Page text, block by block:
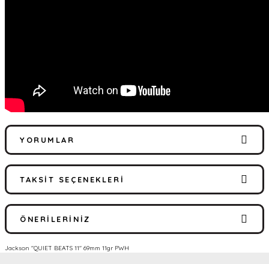
YORUMLAR
Bu ürüne ilk yorumu siz yapın!
Yorum Yaz
TAKSIT SEÇENEKLERI
ÖNERILERINIZ
Bu ürünün fiyat bilgisi, resim, ürün açıklamalarında ve diğer
Jackson ''QUIET BEATS 11'' 69mm 11gr PWH